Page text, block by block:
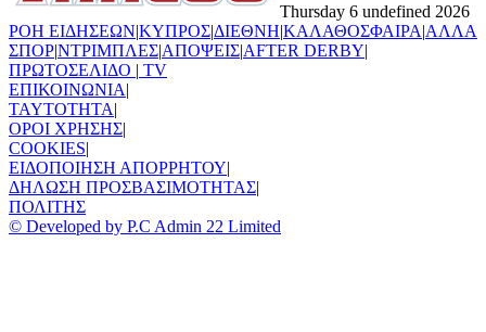
Thursday 6 undefined 2026
ΡΟΗ ΕΙΔΗΣΕΩΝ|ΚΥΠΡΟΣ|ΔΙΕΘΝΗ|ΚΑΛΑΘΟΣΦΑΙΡΑ|ΑΛΛΑ
ΣΠΟΡ|ΝΤΡΙΜΠΛΕΣ|ΑΠΟΨΕΙΣ|AFTER DERBY|
ΠΡΩΤΟΣΕΛΙΔΟ | TV
ΕΠΙΚΟΙΝΩΝΙΑ|
TAYTOTHTA|
ΟΡΟΙ ΧΡΗΣΗΣ|
COOKIES|
ΕΙΔΟΠΟΙΗΣΗ ΑΠΟΡΡΗΤΟΥ|
ΔΗΛΩΣΗ ΠΡΟΣΒΑΣΙΜΟΤΗΤΑΣ|
ΠΟΛΙΤΗΣ
© Developed by P.C Admin 22 Limited